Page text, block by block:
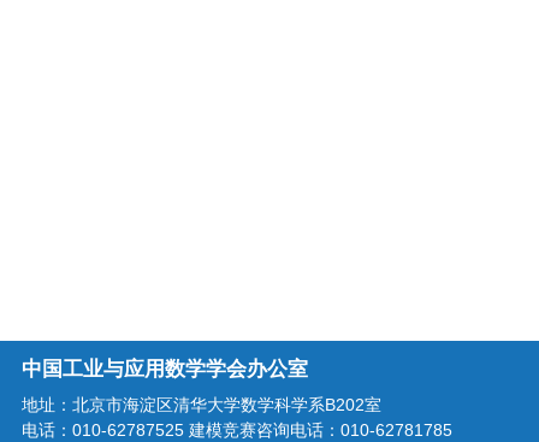
中国工业与应用数学学会办公室
地址：北京市海淀区清华大学数学科学系B202室
电话：010-62787525 建模竞赛咨询电话：010-62781785